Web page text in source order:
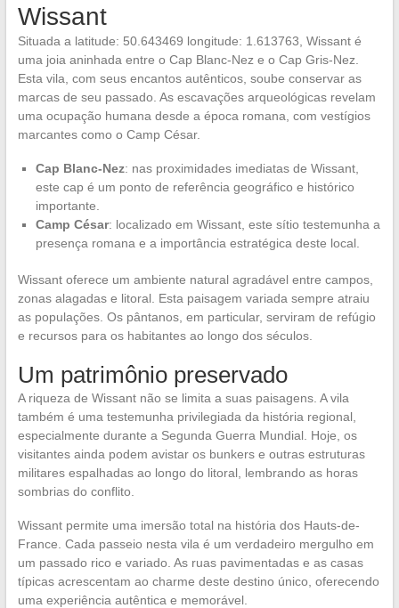
Wissant
Situada a latitude: 50.643469 longitude: 1.613763, Wissant é
uma joia aninhada entre o Cap Blanc-Nez e o Cap Gris-Nez.
Esta vila, com seus encantos autênticos, soube conservar as
marcas de seu passado. As escavações arqueológicas revelam
uma ocupação humana desde a época romana, com vestígios
marcantes como o Camp César.
Cap Blanc-Nez: nas proximidades imediatas de Wissant,
este cap é um ponto de referência geográfico e histórico
importante.
Camp César: localizado em Wissant, este sítio testemunha a
presença romana e a importância estratégica deste local.
Wissant oferece um ambiente natural agradável entre campos,
zonas alagadas e litoral. Esta paisagem variada sempre atraiu
as populações. Os pântanos, em particular, serviram de refúgio
e recursos para os habitantes ao longo dos séculos.
Um patrimônio preservado
A riqueza de Wissant não se limita a suas paisagens. A vila
também é uma testemunha privilegiada da história regional,
especialmente durante a Segunda Guerra Mundial. Hoje, os
visitantes ainda podem avistar os bunkers e outras estruturas
militares espalhadas ao longo do litoral, lembrando as horas
sombrias do conflito.
Wissant permite uma imersão total na história dos Hauts-de-
France. Cada passeio nesta vila é um verdadeiro mergulho em
um passado rico e variado. As ruas pavimentadas e as casas
típicas acrescentam ao charme deste destino único, oferecendo
uma experiência autêntica e memorável.